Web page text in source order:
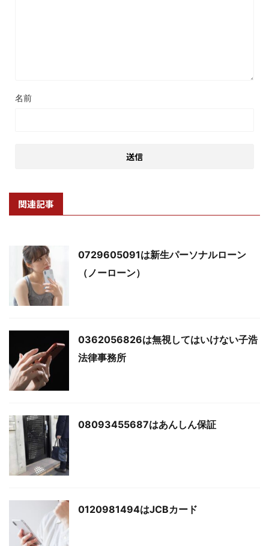
名前
関連記事
0729605091は新生パーソナルローン
（ノーローン）
0362056826は無視してはいけない子浩
法律事務所
08093455687はあんしん保証
0120981494はJCBカード